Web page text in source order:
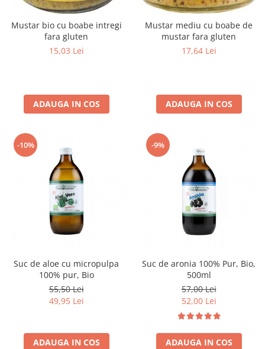
Mustar bio cu boabe intregi
fara gluten
15,03 Lei
ADAUGA IN COS
Mustar mediu cu boabe de
mustar fara gluten
17,64 Lei
ADAUGA IN COS
-10%
Suc de aloe cu micropulpa
100% pur, Bio
55,50 Lei
49,95 Lei
ADAUGA IN COS
-9%
Suc de aronia 100% Pur, Bio,
500ml
57,00 Lei
52,00 Lei
ADAUGA IN COS